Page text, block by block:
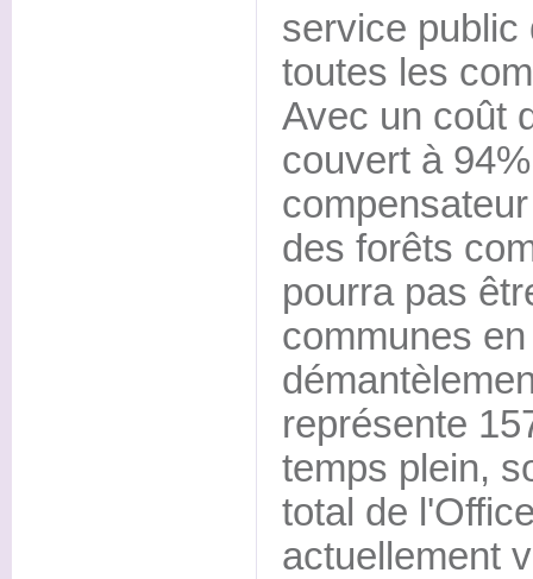
service public
toutes les
Avec un coût
couvert à
des forêts
pourra pas
communes
représente
temps plein,
total de
actuellement